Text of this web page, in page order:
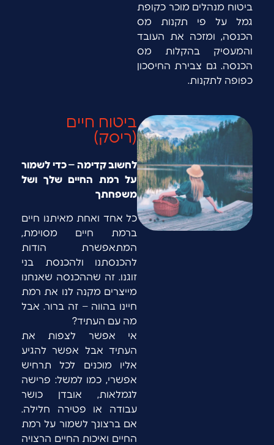
ביטוח מנהלים מוכר כקופת
גמל על פי תקנות מס
הכנסה, ומזכה את העובד
והמעסיק בהקלות מס
הכנסה. גם צבירת החיסכון
כפופה לתקנות.
ביטוח חיים
(ריסק)
לחשוב קדימה – כדי לשמור
על רמת החיים שלך ושל
משפחתך
כל אחד ואחת מאיתנו חיים
ברמת חיים מסוימת,
המתאפשרת הודות
להכנסתנו ולהכנסת בני
זוגנו. זה שההכנסה שאנחנו
מייצרים מקנה לנו את רמת
חיינו בהווה – זה ברור. אבל
מה עם העתיד?
אי אפשר לצפות את
העתיד אבל אפשר להגיע
אליו מוכנים לכל תרחיש
אפשרי, כמו למשל: פרישה
לגמלאות, אובדן כושר
עבודה או פטירה חלילה.
אם ברצונך לשמור על רמת
החיים ואיכות החיים הרצויה